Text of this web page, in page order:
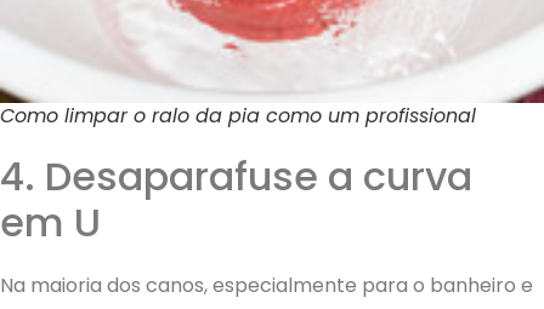
Como limpar o ralo da pia como um profissional
4. Desaparafuse a curva
em U
Na maioria dos canos, especialmente para o banheiro e